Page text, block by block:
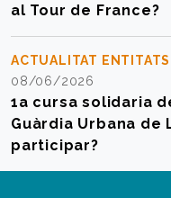
al Tour de France?
ACTUALITAT ENTITATS
08/06/2026
1a cursa solidaria
Guàrdia Urbana de
participar?